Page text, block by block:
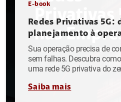
E-book
Redes Privativas 5G:
planejamento à
Sua operação precisa de
sem falhas. Descubra
uma rede 5G privativa do
Saiba mais